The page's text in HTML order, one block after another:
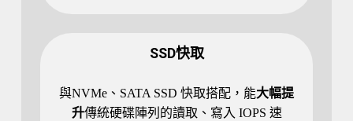
SSD快取
與NVMe、SATA SSD 快取搭配，能大幅提
升傳統硬碟陣列的讀取、寫入 IOPS 速